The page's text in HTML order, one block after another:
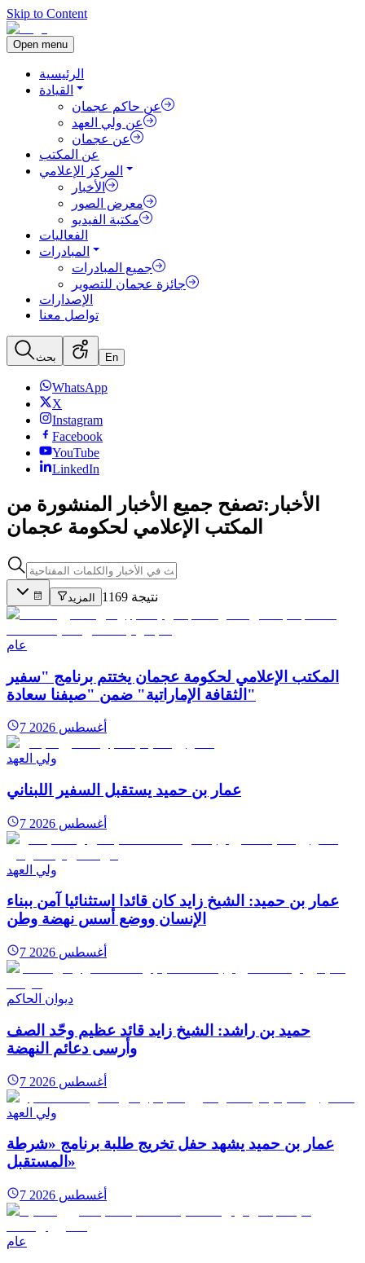
Skip to Content
Open menu
الرئيسية
القيادة
عن حاكم عجمان
عن ولي العهد
عن عجمان
عن المكتب
المركز الإعلامي
الأخبار
معرض الصور
مكتبة الفيديو
الفعاليات
المبادرات
جميع المبادرات
جائزة عجمان للتصوير
الإصدارات
تواصل معنا
بحث En
WhatsApp
X
Instagram
Facebook
YouTube
LinkedIn
الأخبار:تصفح جميع الأخبار المنشورة من
المكتب الإعلامي لحكومة عجمان
المزيد 1169 نتيجة
عام
المكتب الإعلامي لحكومة عجمان يختتم برنامج "سفير
الثقافة الإماراتية" ضمن "صيفنا سعادة"
7 أغسطس 2026
ولي العهد
عمار بن حميد يستقبل السفير اللبناني
7 أغسطس 2026
ولي العهد
عمار بن حميد: الشيخ زايد كان قائدا استثنائيا آمن ببناء
الإنسان ووضع أسس نهضة وطن
7 أغسطس 2026
ديوان الحاكم
حميد بن راشد: الشيخ زايد قائد عظيم وحّد الصف
وأرسى دعائم النهضة
7 أغسطس 2026
ولي العهد
عمار بن حميد يشهد حفل تخريج طلبة برنامج «شرطة
المستقبل»
7 أغسطس 2026
عام